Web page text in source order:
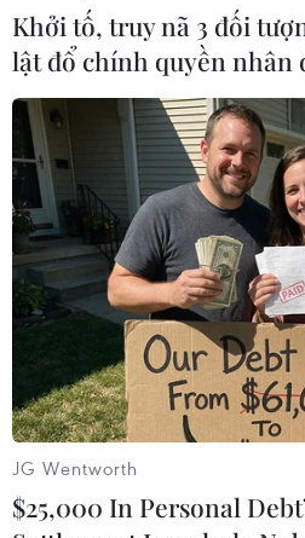
#Môi trường
#quản lý môi
#giấy phép môi trường
#phân
#Luật Bảo vệ môi trường
#thủ
#Luật Bảo vệ môi trường
Khởi tố, truy nã 3 đối
lật đổ chính quyền nhân
JG Wentworth
$25,000 In Personal